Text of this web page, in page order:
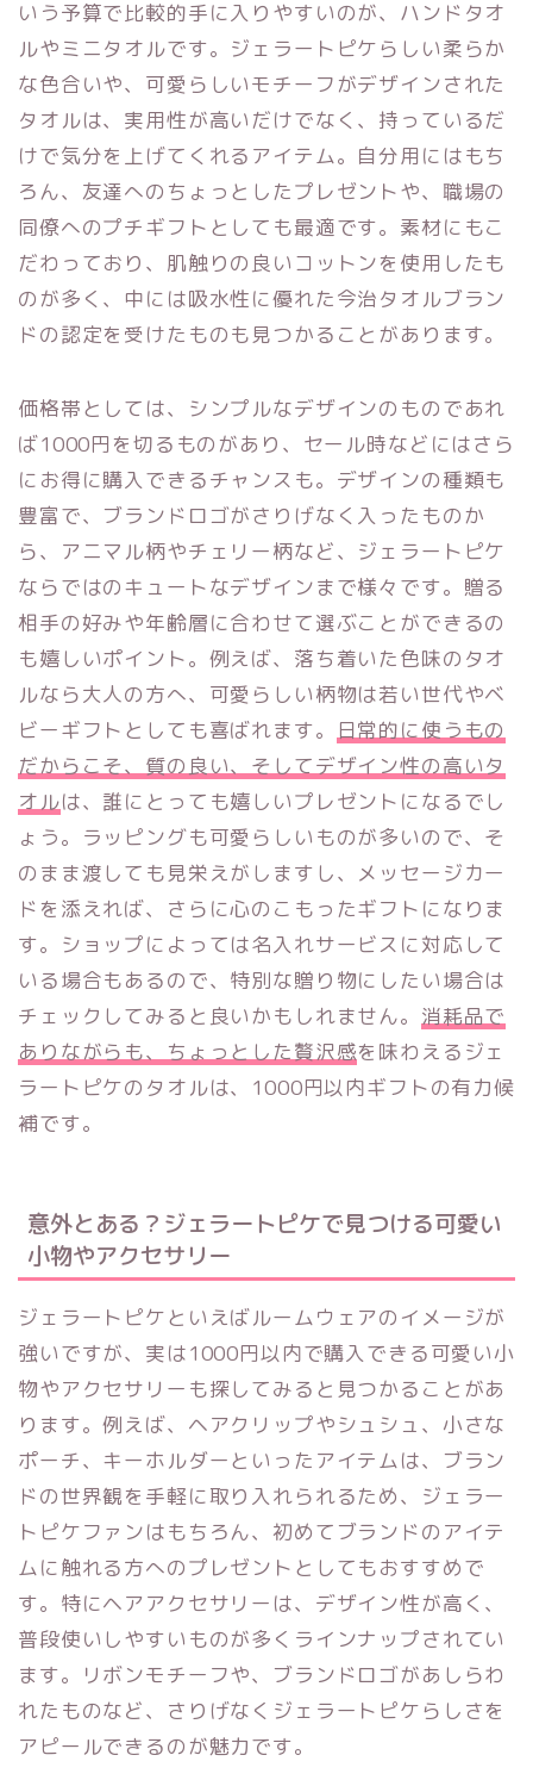
いう予算で比較的手に入りやすいのが、ハンドタオ
ルやミニタオルです。ジェラートピケらしい柔らか
な色合いや、可愛らしいモチーフがデザインされた
タオルは、実用性が高いだけでなく、持っているだ
けで気分を上げてくれるアイテム。自分用にはもち
ろん、友達へのちょっとしたプレゼントや、職場の
同僚へのプチギフトとしても最適です。素材にもこ
だわっており、肌触りの良いコットンを使用したも
のが多く、中には吸水性に優れた今治タオルブラン
ドの認定を受けたものも見つかることがあります。
価格帯としては、シンプルなデザインのものであれ
ば1000円を切るものがあり、セール時などにはさら
にお得に購入できるチャンスも。デザインの種類も
豊富で、ブランドロゴがさりげなく入ったものか
ら、アニマル柄やチェリー柄など、ジェラートピケ
ならではのキュートなデザインまで様々です。贈る
相手の好みや年齢層に合わせて選ぶことができるの
も嬉しいポイント。例えば、落ち着いた色味のタオ
ルなら大人の方へ、可愛らしい柄物は若い世代やベ
ビーギフトとしても喜ばれます。
日常的に使うもの
だからこそ、質の良い、そしてデザイン性の高いタ
オルは、誰にとっても嬉しいプレゼントになるでし
ょう。ラッピングも可愛らしいものが多いので、そ
のまま渡しても見栄えがしますし、メッセージカー
ドを添えれば、さらに心のこもったギフトになりま
す。ショップによっては名入れサービスに対応して
いる場合もあるので、特別な贈り物にしたい場合は
チェックしてみると良いかもしれません。 消耗品で
ありながらも、ちょっとした贅沢感を味わえるジェ
ラートピケのタオルは、1000円以内ギフトの有力候
補です。
意外とある？ジェラートピケで見つける可愛い
小物やアクセサリー
ジェラートピケといえばルームウェアのイメージが
強いですが、実は1000円以内で購入できる可愛い小
物やアクセサリーも探してみると見つかることがあ
ります。例えば、ヘアクリップやシュシュ、小さな
ポーチ、キーホルダーといったアイテムは、ブラン
ドの世界観を手軽に取り入れられるため、ジェラー
トピケファンはもちろん、初めてブランドのアイテ
ムに触れる方へのプレゼントとしてもおすすめで
す。特にヘアアクセサリーは、デザイン性が高く、
普段使いしやすいものが多くラインナップされてい
ます。リボンモチーフや、ブランドロゴがあしらわ
れたものなど、さりげなくジェラートピケらしさを
アピールできるのが魅力です。